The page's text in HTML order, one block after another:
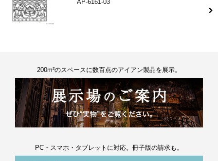
AP-6161-03
200m²のスペースに数百点のアイアン製品を展示。
PC・スマホ・タブレットに対応。冊子版の請求も。